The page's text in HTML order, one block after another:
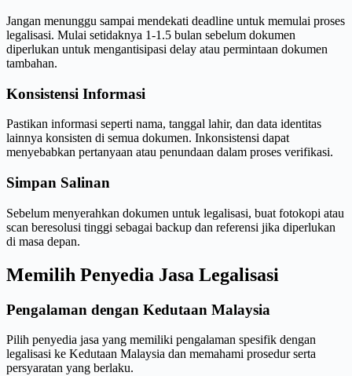
Jangan menunggu sampai mendekati deadline untuk memulai proses
legalisasi. Mulai setidaknya 1-1.5 bulan sebelum dokumen
diperlukan untuk mengantisipasi delay atau permintaan dokumen
tambahan.
Konsistensi Informasi
Pastikan informasi seperti nama, tanggal lahir, dan data identitas
lainnya konsisten di semua dokumen. Inkonsistensi dapat
menyebabkan pertanyaan atau penundaan dalam proses verifikasi.
Simpan Salinan
Sebelum menyerahkan dokumen untuk legalisasi, buat fotokopi atau
scan beresolusi tinggi sebagai backup dan referensi jika diperlukan
di masa depan.
Memilih Penyedia Jasa Legalisasi
Pengalaman dengan Kedutaan Malaysia
Pilih penyedia jasa yang memiliki pengalaman spesifik dengan
legalisasi ke Kedutaan Malaysia dan memahami prosedur serta
persyaratan yang berlaku.